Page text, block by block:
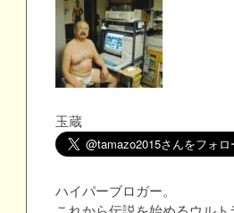
玉蔵
ハイパーブロガー。